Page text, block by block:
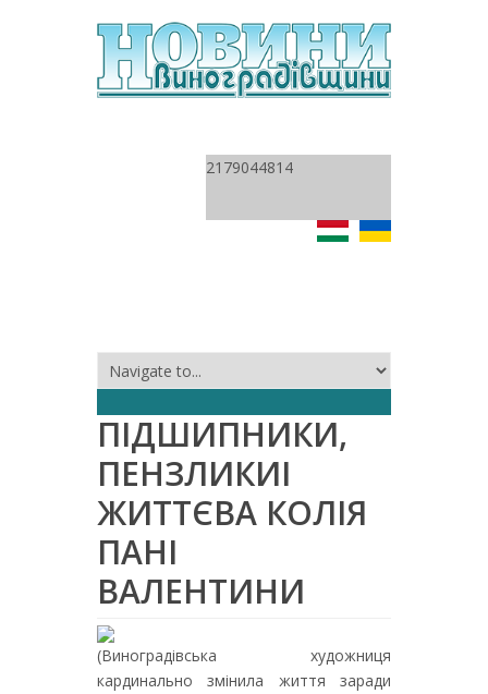
2179044814
ПІДШИПНИКИ,
ПЕНЗЛИКИІ
ЖИТТЄВА КОЛІЯ
ПАНІ
ВАЛЕНТИНИ
(Виноградівська художниця
кардинально змінила життя заради